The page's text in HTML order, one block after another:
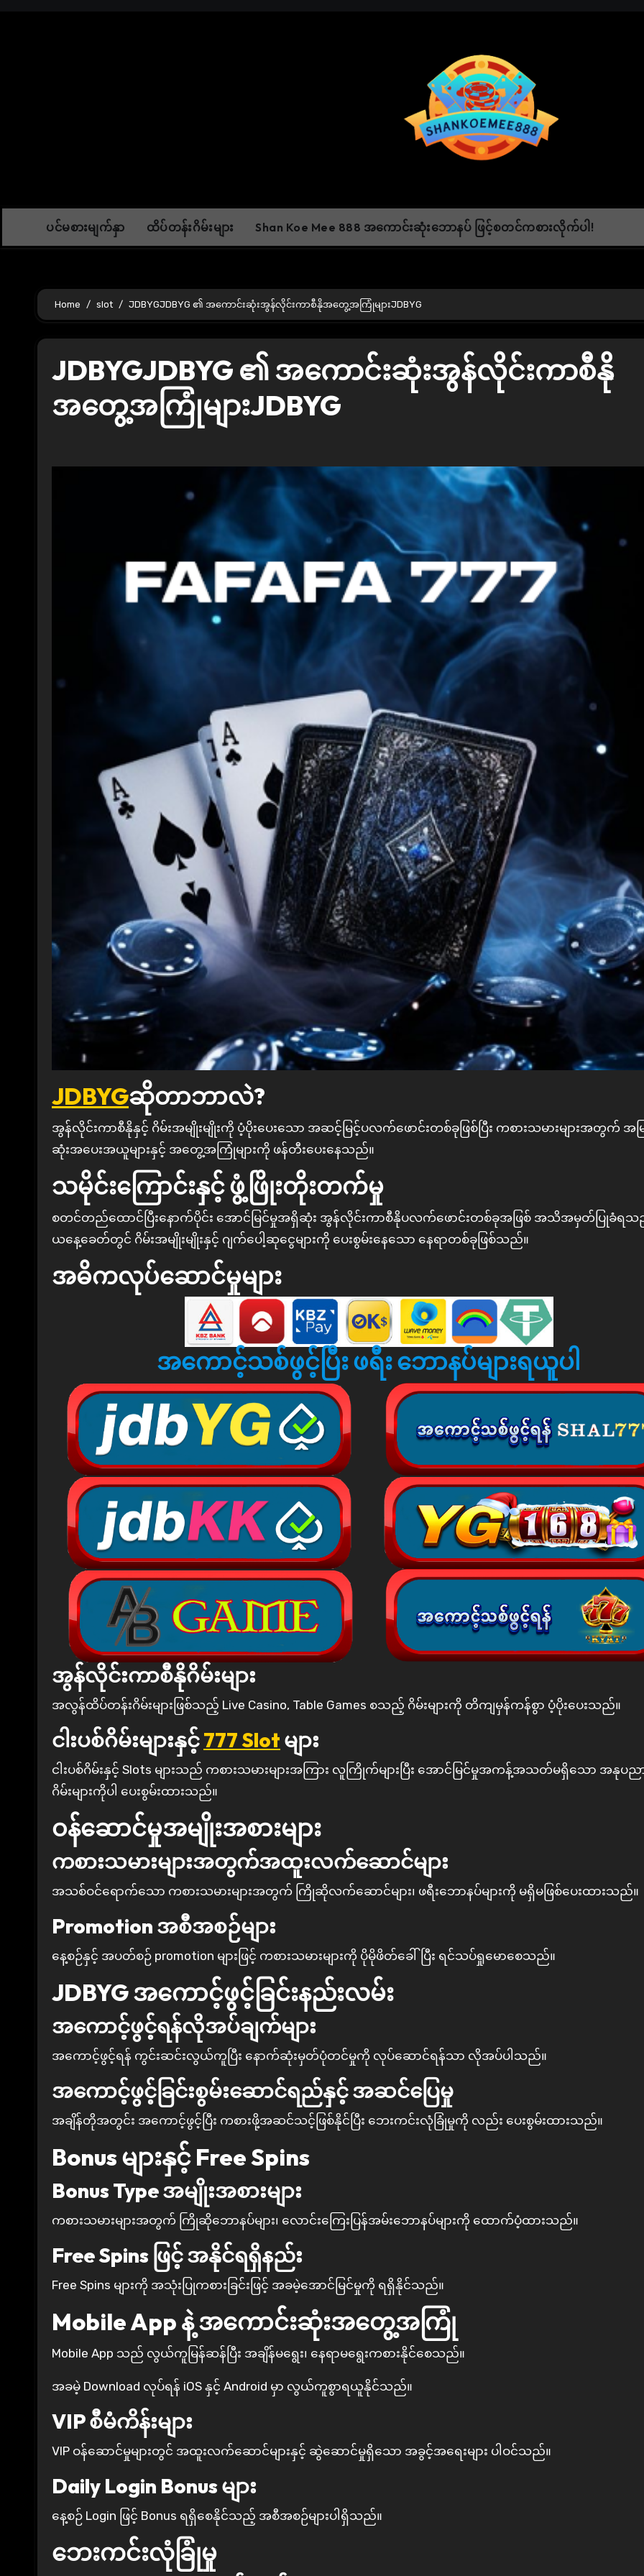
ပင်မစားမျက်နှာ ထိပ်တန်းဂိမ်းများ Shan Koe Mee 888 အကောင်းဆုံးဘောနပ် ဖြင့်စတင်ကစားလိုက်ပါ!
Home slot JDBYGJDBYG ၏ အကောင်းဆုံးအွန်လိုင်းကာစီနိုအတွေ့အကြုံများJDBYG
JDBYGJDBYG ၏ အကောင်းဆုံးအွန်လိုင်းကာစီနို
အတွေ့အကြုံများJDBYG
JDBYGဆိုတာဘာလဲ?
အွန်လိုင်းကာစီနိုနှင့် ဂိမ်းအမျိုးမျိုးကို ပံ့ပိုးပေးသော အဆင့်မြင့်ပလက်ဖောင်းတစ်ခုဖြစ်ပြီး ကစားသမားများအတွက် အမြင့်မား
ဆုံးအပေးအယူများနှင့် အတွေ့အကြုံများကို ဖန်တီးပေးနေသည်။
သမိုင်းကြောင်းနှင့် ဖွံ့ဖြိုးတိုးတက်မှု
စတင်တည်ထောင်ပြီးနောက်ပိုင်း အောင်မြင်မှုအရှိဆုံး အွန်လိုင်းကာစီနိုပလက်ဖောင်းတစ်ခုအဖြစ် အသိအမှတ်ပြုခံရသ
ယနေ့ခေတ်တွင် ဂိမ်းအမျိုးမျိုးနှင့် ဂျက်ပေါ့ဆုငွေများကို ပေးစွမ်းနေသော နေရာတစ်ခုဖြစ်သည်။
အဓိကလုပ်ဆောင်မှုများ
အကောင့်သစ်ဖွင့်ပြီး ဖရီး ဘောနပ်များရယူပါ
အွန်လိုင်းကာစီနိုဂိမ်းများ
အလွန်ထိပ်တန်းဂိမ်းများဖြစ်သည့် Live Casino, Table Games စသည့် ဂိမ်းများကို တိကျမှန်ကန်စွာ ပံ့ပိုးပေးသည်။
ငါးပစ်ဂိမ်းများနှင့်777 Slot များ
ငါးပစ်ဂိမ်းနှင့် Slots များသည် ကစားသမားများအကြား လူကြိုက်များပြီး အောင်မြင်မှုအကန့်အသတ်မရှိသော အနု
ဂိမ်းများကိုပါ ပေးစွမ်းထားသည်။
ဝန်ဆောင်မှုအမျိုးအစားများ
ကစားသမားများအတွက်အထူးလက်ဆောင်များ
အသစ်ဝင်ရောက်သော ကစားသမားများအတွက် ကြိုဆိုလက်ဆောင်များ၊ ဖရီးဘောနပ်များကို မရှိမဖြစ်ပေးထားသည်။
Promotion အစီအစဉ်များ
နေ့စဉ်နှင့် အပတ်စဉ် promotion များဖြင့် ကစားသမားများကို ပိုမိုဖိတ်ခေါ်ပြီး ရင်သပ်ရှုမောစေသည်။
JDBYGအကောင့်ဖွင့်ခြင်းနည်းလမ်း
အကောင့်ဖွင့်ရန်လိုအပ်ချက်များ
အကောင့်ဖွင့်ရန် ကွင်းဆင်းလွယ်ကူပြီး နောက်ဆုံးမှတ်ပုံတင်မှုကို လုပ်ဆောင်ရန်သာ လိုအပ်ပါသည်။
အကောင့်ဖွင့်ခြင်းစွမ်းဆောင်ရည်နှင့် အဆင်ပြေမှု
အချိန်တိုအတွင်း အကောင့်ဖွင့်ပြီး ကစားဖို့အဆင်သင့်ဖြစ်နိုင်ပြီး ဘေးကင်းလုံခြုံမှုကို လည်း ပေးစွမ်းထားသည်။
Bonus များနှင့် Free Spins
Bonus Type အမျိုးအစားများ
ကစားသမားများအတွက် ကြိုဆိုဘောနပ်များ၊ လောင်းကြေးပြန်အမ်းဘောနပ်များကို ထောက်ပံ့ထားသည်။
Free Spins ဖြင့် အနိုင်ရရှိနည်း
Free Spins များကို အသုံးပြုကစားခြင်းဖြင့် အခမဲ့အောင်မြင်မှုကို ရရှိနိုင်သည်။
Mobile App နဲ့ အကောင်းဆုံးအတွေ့အကြုံ
Mobile App သည် လွယ်ကူမြန်ဆန်ပြီး အချိန်မရွေး၊ နေရာမရွေးကစားနိုင်စေသည်။
အခမဲ့ Download လုပ်ရန် iOS နှင့် Android မှာ လွယ်ကူစွာရယူနိုင်သည်။
VIP စီမံကိန်းများ
VIP ဝန်ဆောင်မှုများတွင် အထူးလက်ဆောင်များနှင့် ဆွဲဆောင်မှုရှိသော အခွင့်အရေးများ ပါဝင်သည်။
Daily Login Bonus များ
နေ့စဉ် Login ဖြင့် Bonus ရရှိစေနိုင်သည့် အစီအစဉ်များပါရှိသည်။
ဘေးကင်းလုံခြုံမှု